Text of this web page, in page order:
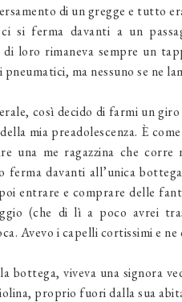
di un gregge e tutto
ci si ferma davanti a un
di loro rimaneva sempre un
ma nessuno se ne
così decido di farmi un
mia preadolescenza. È
una me ragazzina che
ferma davanti all’unica
entrare e comprare delle
(che di lì a poco avrei
Avevo i capelli cortissimi e
bottega, viveva una signora
proprio fuori dalla sua